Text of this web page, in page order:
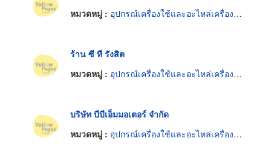
หมวดหมู่ : อุปกรณ์เครื่องใช้และอะไหล่เครื่องยนต์
ร้าน ซี ที รังสิต
หมวดหมู่ : อุปกรณ์เครื่องใช้และอะไหล่เครื่องยนต์
บริษัท บีบีเอ็มมอเตอร์ จำกัด
หมวดหมู่ : อุปกรณ์เครื่องใช้และอะไหล่เครื่องยนต์